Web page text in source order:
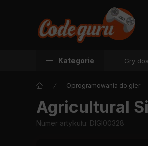
Kategorie Gry
Oprogramowania do gier
Agricultural
Numer artykułu: DIGI00328